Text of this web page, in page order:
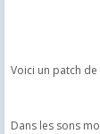
Voici un patch
Dans les sons